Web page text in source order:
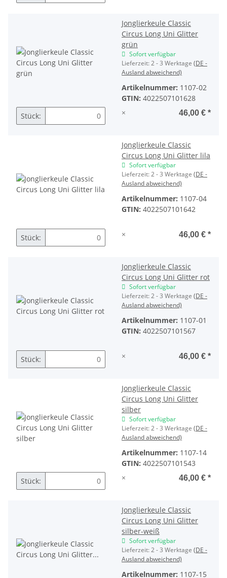
Jonglierkeule Classic
Circus Long Uni Glitter
grün
Sofort verfügbar
Lieferzeit:2 - 3 Werktage (DE -
Ausland abweichend)
Artikelnummer: 1107-02
GTIN: 4022507101628
Stück:
× 46,00 € *
Jonglierkeule Classic
Circus Long Uni Glitter lila
Sofort verfügbar
Lieferzeit:2 - 3 Werktage (DE -
Ausland abweichend)
Artikelnummer: 1107-04
GTIN: 4022507101642
Stück: × 46,00 € *
Jonglierkeule Classic
Circus Long Uni Glitter rot
Sofort verfügbar
Lieferzeit:2 - 3 Werktage (DE -
Ausland abweichend)
Artikelnummer: 1107-01
GTIN: 4022507101567
Stück: × 46,00 € *
Jonglierkeule Classic
Circus Long Uni Glitter
silber
Sofort verfügbar
Lieferzeit:2 - 3 Werktage (DE -
Ausland abweichend)
Artikelnummer: 1107-14
GTIN: 4022507101543
Stück:
× 46,00 € *
Jonglierkeule Classic
Circus Long Uni Glitter
silber-weiß
Sofort verfügbar
Lieferzeit:2 - 3 Werktage (DE -
Ausland abweichend)
Artikelnummer: 1107-15